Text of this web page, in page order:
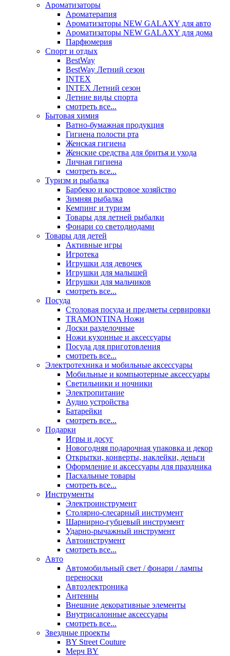
Ароматизаторы
Ароматерапия
Ароматизаторы NEW GALAXY для авто
Ароматизаторы NEW GALAXY для дома
Парфюмерия
Спорт и отдых
BestWay
BestWay Летний сезон
INTEX
INTEX Летний сезон
Летние виды спорта
смотреть все...
Бытовая химия
Ватно-бумажная продукция
Гигиена полости рта
Женская гигиена
Женские средства для бритья и ухода
Личная гигиена
смотреть все...
Туризм и рыбалка
Барбекю и костровое хозяйство
Зимняя рыбалка
Кемпинг и туризм
Товары для летней рыбалки
Фонари со светодиодами
Товары для детей
Активные игры
Игротека
Игрушки для девочек
Игрушки для малышей
Игрушки для мальчиков
смотреть все...
Посуда
Столовая посуда и предметы сервировки
TRAMONTINA Ножи
Доски разделочные
Ножи кухонные и аксессуары
Посуда для приготовления
смотреть все...
Электротехника и мобильные аксессуары
Мобильные и компьютерные аксессуары
Светильники и ночники
Электропитание
Аудио устройства
Батарейки
смотреть все...
Подарки
Игры и досуг
Новогодняя подарочная упаковка и декор
Открытки, конверты, наклейки, деньги
Оформление и аксессуары для праздника
Пасхальные товары
смотреть все...
Инструменты
Электроинструмент
Столярно-слесарный инструмент
Шарнирно-губцевый инструмент
Ударно-рычажный инструмент
Автоинструмент
смотреть все...
Авто
Автомобильный свет / фонари / лампы
переноски
Автоэлектроника
Антенны
Внешние декоративные элементы
Внутрисалонные аксессуары
смотреть все...
Звездные проекты
BY Street Couture
Мерч BY